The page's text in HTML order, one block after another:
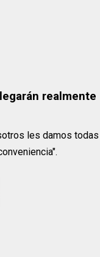
realmente
les damos todas